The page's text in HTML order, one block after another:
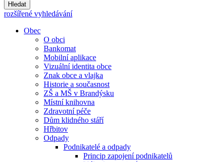
Hledat
rozšířené vyhledávání
Obec
O obci
Bankomat
Mobilní aplikace
Vizuální identita obce
Znak obce a vlajka
Historie a současnost
ZŠ a MŠ v Brandýsku
Místní knihovna
Zdravotní péče
Dům klidného stáří
Hřbitov
Odpady
Podnikatelé a odpady
Princip zapojení podnikatelů